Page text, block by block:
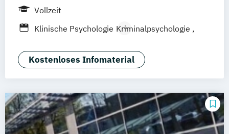
Leipzig
Vollzeit
Klinische Psychologie Kriminalpsychologie
Wirtschaftspsychologie
Kostenloses Infomaterial